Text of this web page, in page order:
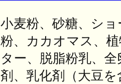
小麦粉、砂糖、シ
粉、カカオマス、
ター、脱脂粉乳、
剤、乳化剤（大豆